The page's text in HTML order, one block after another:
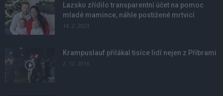
Lazsko zřídilo transparentní účet na pomoc
mladé mamince, náhle postižené mrtvicí
14. 2. 2023
Krampuslauf přilákal tisíce lidí nejen z Příbrami
2. 12. 2016